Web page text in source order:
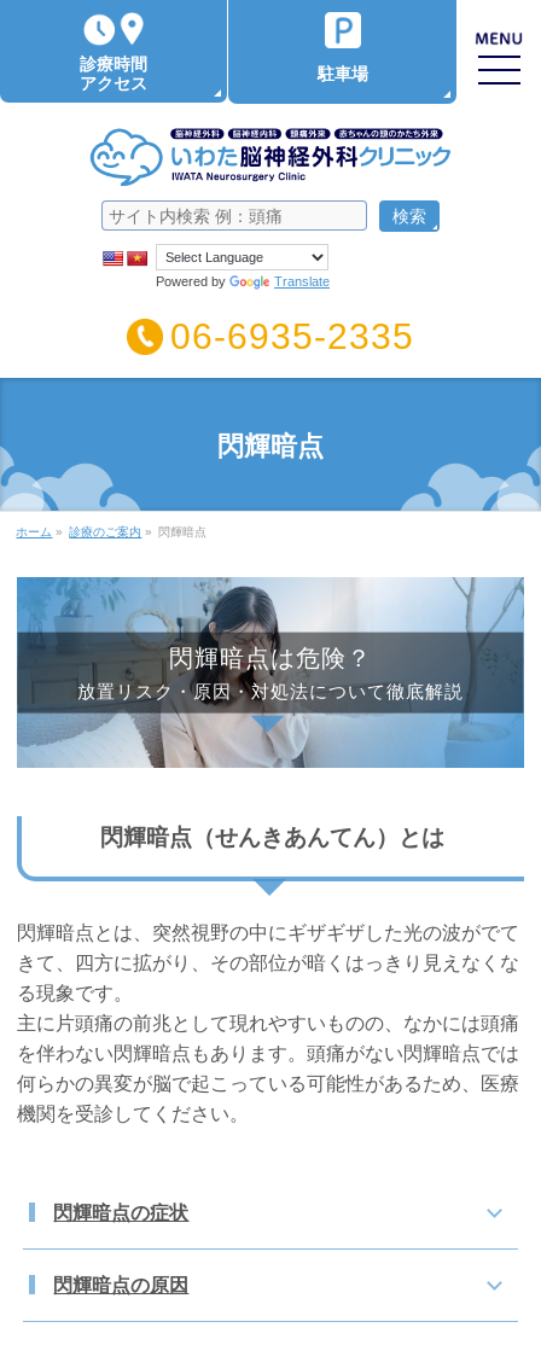
Powered by Translate
06-6935-2335
診療時間
アクセス
駐車場
閃輝暗点
ホーム » 診療のご案内 » 閃輝暗点
閃輝暗点は危険？
放置リスク・原因・対処法について徹底解説
閃輝暗点（せんきあんてん）とは
閃輝暗点とは、突然視野の中にギザギザした光の波がでて
きて、四方に拡がり、その部位が暗くはっきり見えなくな
る現象です。
主に片頭痛の前兆として現れやすいものの、なかには頭痛
を伴わない閃輝暗点もあります。頭痛がない閃輝暗点では
何らかの異変が脳で起こっている可能性があるため、医療
機関を受診してください。
閃輝暗点の症状
閃輝暗点の原因